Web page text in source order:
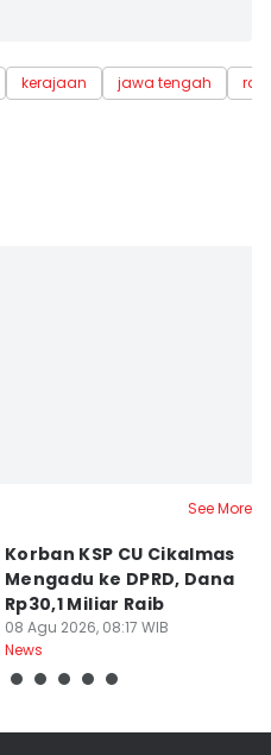
kerajaan jawa tengah
raja
See More
Korban KSP CU Cikalmas
Mengadu ke DPRD, Dana
Rp30,1 Miliar Raib
08 Agu 2026, 08:17 WIB
News